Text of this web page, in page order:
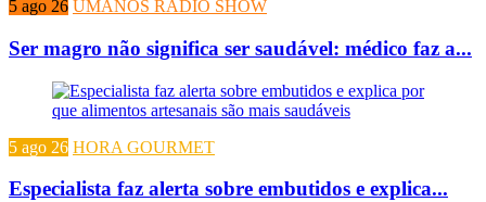
5 ago 26 UMANOS RADIO SHOW
Ser magro não significa ser saudável: médico faz a...
5 ago 26 HORA GOURMET
Especialista faz alerta sobre embutidos e explica...